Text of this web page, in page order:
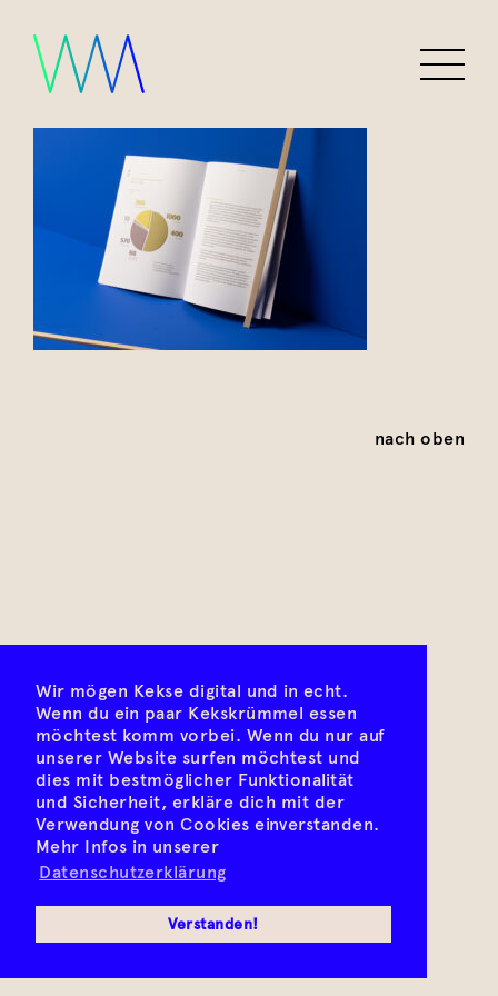
Wir mögen Kekse digital und in echt.
Wenn du ein paar Kekskrümmel essen
möchtest komm vorbei. Wenn du nur auf
unserer Website surfen möchtest und
dies mit bestmöglicher Funktionalität
und Sicherheit, erkläre dich mit der
Verwendung von Cookies einverstanden.
Mehr Infos in unserer
Datenschutzerklärung
Verstanden!
nach oben